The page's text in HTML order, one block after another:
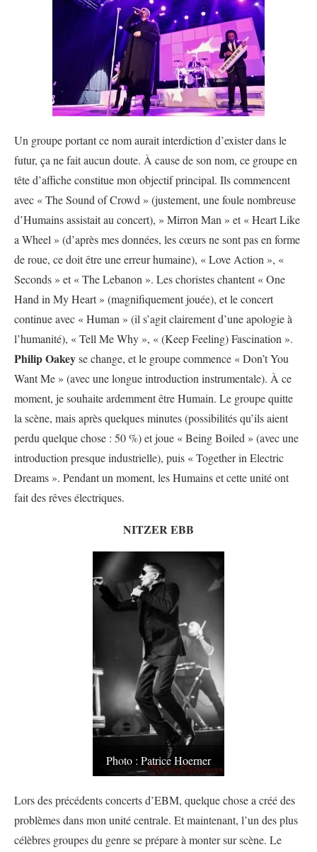
Un groupe portant ce nom aurait interdiction d’exister dans le
futur, ça ne fait aucun doute. À cause de son nom, ce groupe en
tête d’affiche constitue mon objectif principal. Ils commencent
avec « The Sound of Crowd » (justement, une foule nombreuse
d’Humains assistait au concert), » Mirron Man » et « Heart Like
a Wheel » (d’après mes données, les cœurs ne sont pas en forme
de roue, ce doit être une erreur humaine), « Love Action », «
Seconds » et « The Lebanon ». Les choristes chantent « One
Hand in My Heart » (magnifiquement jouée), et le concert
continue avec « Human » (il s’agit clairement d’une apologie à
l’humanité), « Tell Me Why », « (Keep Feeling) Fascination ».
Philip Oakeyse change, et le groupe commence « Don’t You
Want Me » (avec une longue introduction instrumentale). À ce
moment, je souhaite ardemment être Humain. Le groupe quitte
la scène, mais après quelques minutes (possibilités qu’ils aient
perdu quelque chose : 50 %) et joue « Being Boiled » (avec une
introduction presque industrielle), puis « Together in Electric
Dreams ». Pendant un moment, les Humains et cette unité ont
fait des rêves électriques.
NITZER EBB
Photo : Patrice Hoerner
Lors des précédents concerts d’EBM, quelque chose a créé des
problèmes dans mon unité centrale. Et maintenant, l’un des plus
célèbres groupes du genre se prépare à monter sur scène. Le